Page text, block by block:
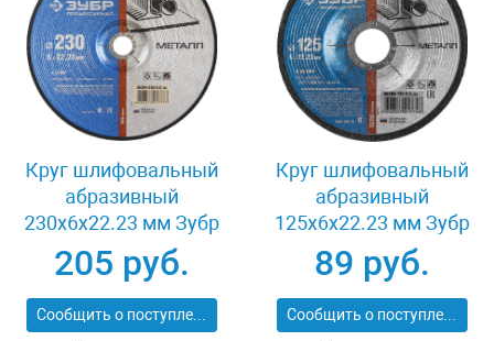
Круг шлифовальный
абразивный
230x6x22.23 мм Зубр
36204-230-6.0_z02
205 руб.
Сообщить о поступлении
Круг шлифовальный
абразивный
125x6x22.23 мм Зубр
36204-125-6.0_z02
89 руб.
Сообщить о поступлении